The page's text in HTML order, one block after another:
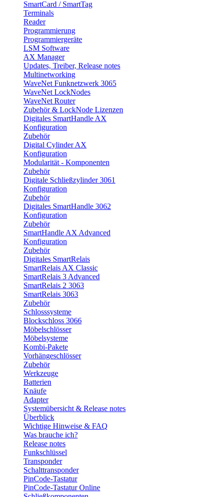
SmartCard / SmartTag
Terminals
Reader
Programmierung
Programmiergeräte
LSM Software
AX Manager
Updates, Treiber, Release notes
Multinetworking
WaveNet Funknetzwerk 3065
WaveNet LockNodes
WaveNet Router
Zubehör & LockNode Lizenzen
Digitales SmartHandle AX
Konfiguration
Zubehör
Digital Cylinder AX
Konfiguration
Modularität - Komponenten
Zubehör
Digitale Schließzylinder 3061
Konfiguration
Zubehör
Digitales SmartHandle 3062
Konfiguration
Zubehör
SmartHandle AX Advanced
Konfiguration
Zubehör
Digitales SmartRelais
SmartRelais AX Classic
SmartRelais 3 Advanced
SmartRelais 2 3063
SmartRelais 3063
Zubehör
Schlosssysteme
Blockschloss 3066
Möbelschlösser
Möbelsysteme
Kombi-Pakete
Vorhängeschlösser
Zubehör
Werkzeuge
Batterien
Knäufe
Adapter
Systemübersicht & Release notes
Überblick
Wichtige Hinweise & FAQ
Was brauche ich?
Release notes
Funkschlüssel
Transponder
Schalttransponder
PinCode-Tastatur
PinCode-Tastatur Online